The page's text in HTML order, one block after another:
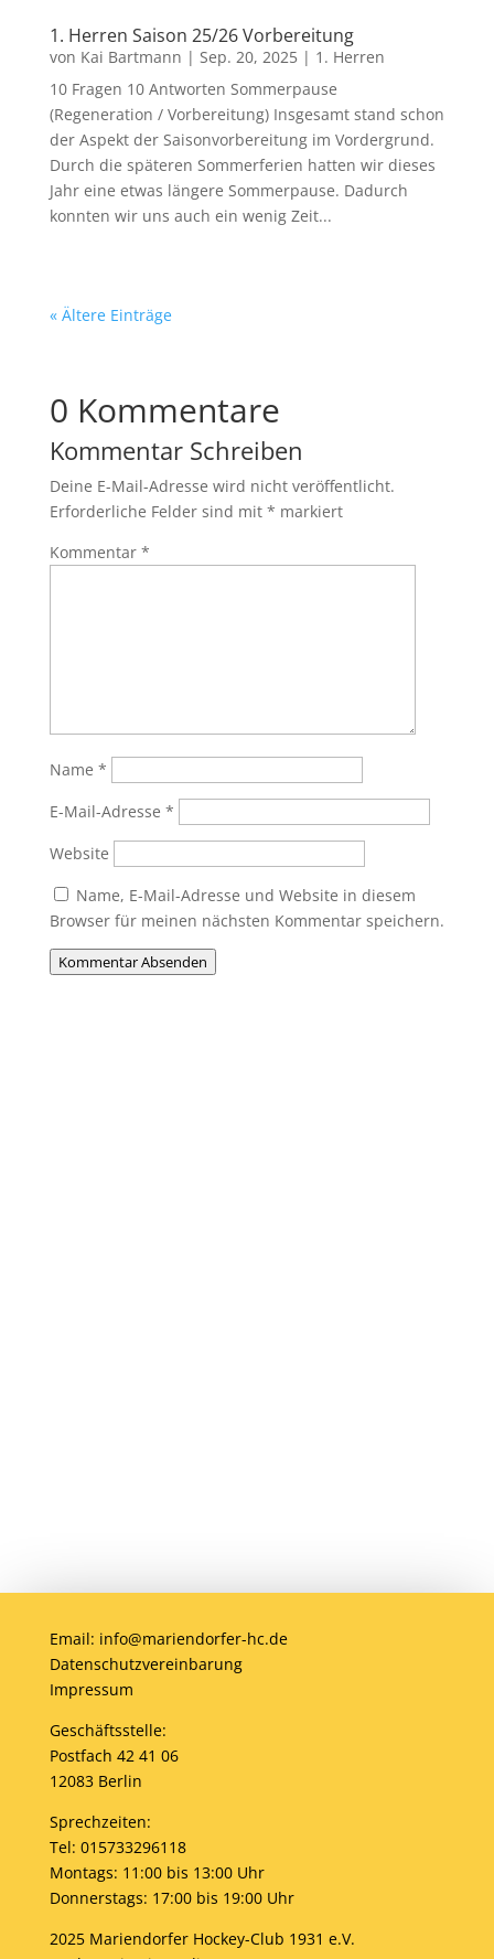
1. Herren Saison 25/26 Vorbereitung
von Kai Bartmann | Sep. 20, 2025| 1. Herren
10 Fragen 10 Antworten Sommerpause
(Regeneration / Vorbereitung) Insgesamt stand schon
der Aspekt der Saisonvorbereitung im Vordergrund.
Durch die späteren Sommerferien hatten wir dieses
Jahr eine etwas längere Sommerpause. Dadurch
konnten wir uns auch ein wenig Zeit...
« Ältere Einträge
0 Kommentare
Kommentar Schreiben
Deine E-Mail-Adresse wird nicht veröffentlicht.
Erforderliche Felder sind mit * markiert
Kommentar *
Name *
E-Mail-Adresse *
Website
Name, E-Mail-Adresse und Website in diesem
Browser für meinen nächsten Kommentar speichern.
Kommentar Absenden
Email: info@mariendorfer-hc.de
Datenschutzvereinbarung
Impressum
Geschäftsstelle:
Postfach 42 41 06
12083 Berlin
Sprechzeiten:
Tel: 015733296118
Montags: 11:00 bis 13:00 Uhr
Donnerstags: 17:00 bis 19:00 Uhr
2025 Mariendorfer Hockey-Club 1931 e.V.